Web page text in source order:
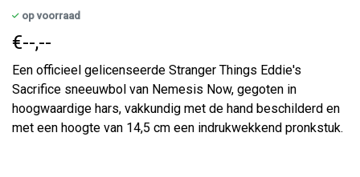
op voorraad
€--,--
Een officieel gelicenseerde Stranger Things Eddie's
Sacrifice sneeuwbol van Nemesis Now, gegoten in
hoogwaardige hars, vakkundig met de hand beschilderd en
met een hoogte van 14,5 cm een ​​indrukwekkend pronkstuk.